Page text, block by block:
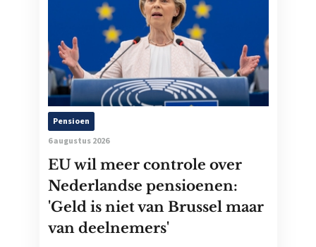
Pensioen
6 augustus 2026
EU wil meer controle over
Nederlandse pensioenen:
'Geld is niet van Brussel maar
van deelnemers'